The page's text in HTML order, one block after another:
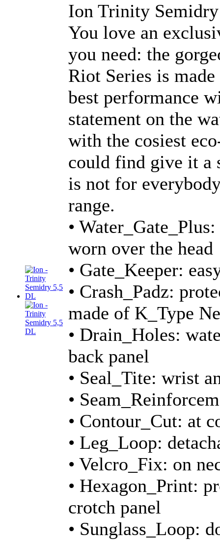
Ion Trinity
You love an
you need: the
Riot Series is
best performance
statement on the
with the cosiest
could find give it a
is not for
range.
•
worn over the head
• Gate_Keeper:
• Crash_Padz:
made of K_Type
• Drain_Holes:
back panel
• Seal_Tite: wrist
•
• Contour_Cut: at
• Leg_Loop:
• Velcro_Fix: on
• Hexagon_Print:
crotch panel
• Sunglass_Loop: